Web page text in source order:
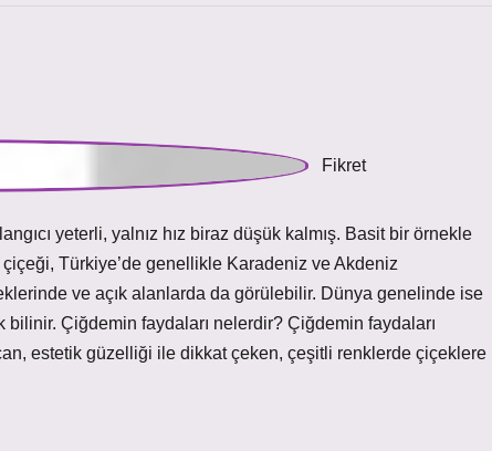
yeterli, yalnız hız biraz düşük kalmış. Basit bir örnekle
Türkiye’de genellikle Karadeniz ve Akdeniz
ve açık alanlarda da görülebilir. Dünya genelinde ise
Çiğdemin faydaları nelerdir? Çiğdemin faydaları
estetik güzelliği ile dikkat çeken, çeşitli renklerde çiçeklere